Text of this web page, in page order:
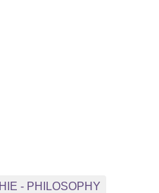
- PHILOSOPHY